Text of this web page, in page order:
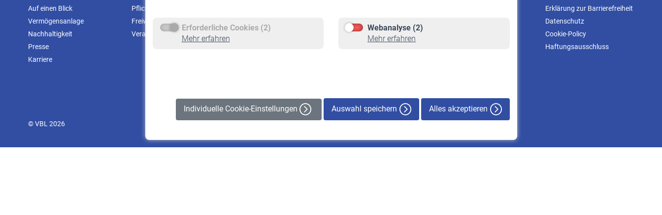
Erforderliche Cookies (2)
Mehr erfahren
Webanalyse (2)
Mehr erfahren
Individuelle Cookie-Einstellungen Auswahl speichern Alles akzeptieren
Auf einen Blick
Vermögensanlage
Nachhaltigkeit
Presse
Karriere
Pflichtversicherung
Freiwillige Versicherung
Veranstaltungen
Staatliche Förderung
Rente beantragen
Rentenauszahlung
Erklärung zur Barrierefreiheit
Datenschutz
Cookie-Policy
Haftungsausschluss
© VBL 2026